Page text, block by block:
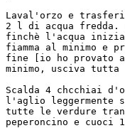
Laval'orzo e
2 l di acqua
finchè l'acqua
fiamma al minimo e
fine [io ho provato a
minimo, usciva
Scalda 4 chcchiai
l'aglio leggermente
tutte le verdure
peperoncino e cuoci